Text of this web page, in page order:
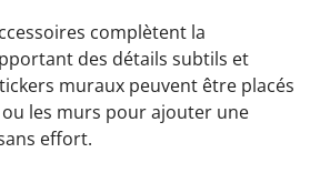
complètent la
des détails subtils et
muraux peuvent être placés
les murs pour ajouter une
effort.